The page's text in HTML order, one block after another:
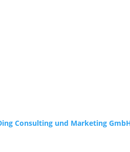
Consulting und Marketing